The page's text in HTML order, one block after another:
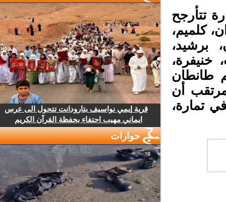
تتأرجح
كلميم،
برشيد،
خنيفرة،
طانطان
أن
درجة مئوية في تمارة،
قرية إيمي نواسيف بتارودانت تتحول الى عرس
ايماني مهيب احتفاء بحفظة القرآن الكريم
حوارات